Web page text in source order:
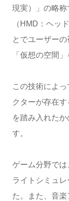
現実）」の略
（HMD：ヘッ
とでユーザー
「仮想の空間
この技術によ
クターが存在
を踏み入れた
す。
ゲーム分野で
ライトシミュ
た。また、音